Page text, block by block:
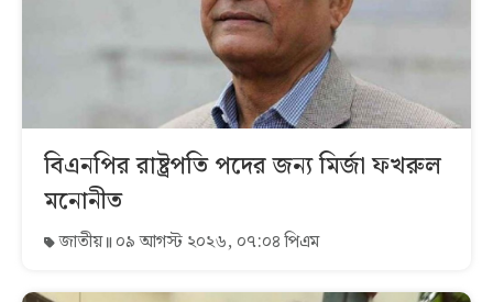
বিএনপির রাষ্ট্রপতি পদের জন্য মির্জা ফখরুল
মনোনীত
জাতীয় ০৯ আগস্ট ২০২৬, ০৭:০৪ পিএম